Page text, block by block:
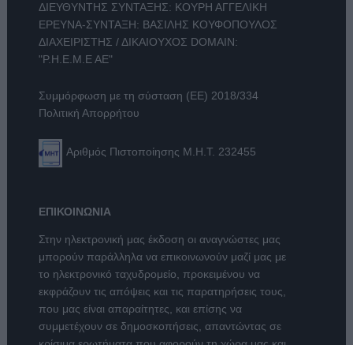
ΔΙΕΥΘΥΝΤΗΣ ΣΥΝΤΑΞΗΣ: ΚΟΥΡΗ ΑΓΓΕΛΙΚΗ
ΕΡΕΥΝΑ-ΣΥΝΤΑΞΗ: ΒΑΣΙΛΗΣ ΚΟΥΦΟΠΟΥΛΟΣ
ΔΙΑΧΕΙΡΙΣΤΗΣ / ΔΙΚΑΙΟΥΧΟΣ DOMAIN:
"Ρ.Η.Ε.Μ.Ε ΑΕ"
Συμμόρφωση με τη σύσταση (ΕΕ) 2018/334
Πολιτική Απορρήτου
Αριθμός Πιστοποίησης Μ.Η.Τ. 232455
ΕΠΙΚΟΙΝΩΝΙΑ
Στην ηλεκτρονική μας έκδοση οι αναγνώστες μας
μπορούν παράλληλα να επικοινωνούν μαζί μας με
το ηλεκτρονικό ταχυδρομείο, προκειμένου να
εκφράζουν τις απόψεις και τις παρατηρήσεις τους,
που μας είναι απαραίτητες, και επίσης να
συμμετέχουν σε δημοσκοπήσεις, απαντώντας σε